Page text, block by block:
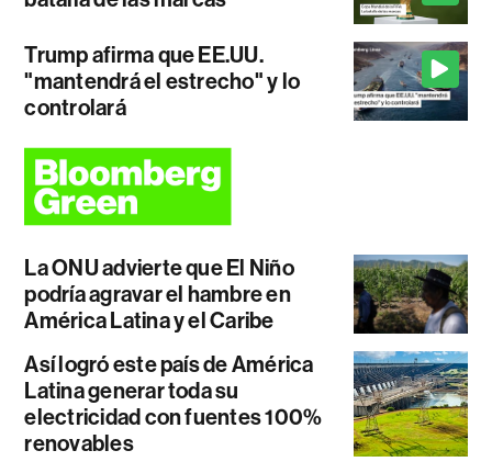
Trump afirma que EE.UU.
"mantendrá el estrecho" y lo
controlará
La ONU advierte que El Niño
podría agravar el hambre en
América Latina y el Caribe
Así logró este país de América
Latina generar toda su
electricidad con fuentes 100%
renovables